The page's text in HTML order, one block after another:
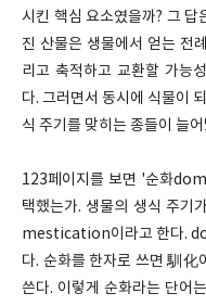
시킨 핵심 요소였을까? 그 답
진 산물은 생물에서 얻는 전
리고 축적하고 교환할 가능
다. 그러면서 동시에 식물이
식 주기를 맞히는 종들이 늘
123페이지를 보면 '순화
택했는가. 생물의 생식 주기
mestication이라고 한다.
다. 순화를 한자로 쓰면 馴化
쓴다. 이렇게 순화라는 단어